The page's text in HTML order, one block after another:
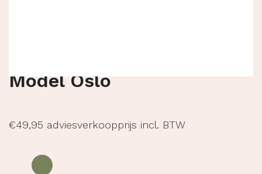
Model Oslo
€49,95 adviesverkoopprijs incl. BTW